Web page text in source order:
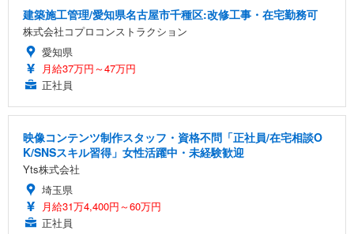
建築施工管理/愛知県名古屋市千種区:改修工事・在宅勤務可
株式会社コプロコンストラクション
愛知県
月給37万円～47万円
正社員
映像コンテンツ制作スタッフ・資格不問「正社員/在宅相談O
K/SNSスキル習得」女性活躍中・未経験歓迎
Yts株式会社
埼玉県
月給31万4,400円～60万円
正社員